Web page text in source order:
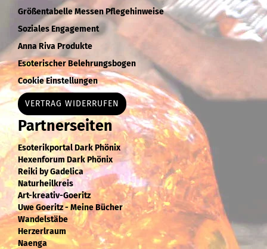
Größentabelle Messen Pflegehinweise
Soziales Engagement
Anna Riva Produkte
Esoterischer Belehrungsbogen
Cookie Einstellungen
VERTRAG WIDERRUFEN
Partnerseiten
Esoterikportal Dark Phönix
Hexenforum Dark Phönix
Reiki by Gadelica
Naturheilkreis
Art-kreativ-Goeritz
Uwe Goeritz - Meine Bücher
Wandelstäbe
Herzerlraum
Naenga